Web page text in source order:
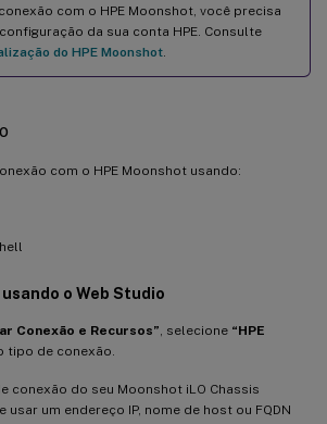
com o HPE Moonshot, você precisa
da sua conta HPE. Consulte
do HPE Moonshot
com o HPE Moonshot usando:
o Web Studio
Conexão e Recursos” , selecione “HPE
tipo de conexão.
conexão do seu Moonshot iLO Chassis
usar um endereço IP, nome de host ou FQDN